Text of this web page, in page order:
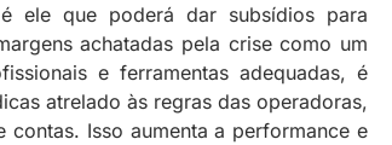
ele que poderá dar subsídios para
achatadas pela crise como um
e ferramentas adequadas, é
atrelado às regras das operadoras,
Isso aumenta a performance e